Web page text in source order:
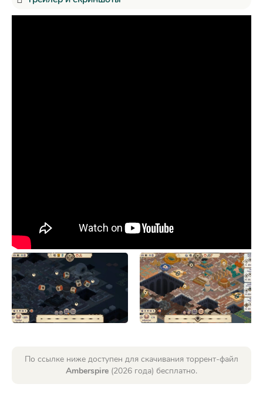
По ссылке ниже доступен для скачивания торрент-файл
Amberspire (2026 года) бесплатно.